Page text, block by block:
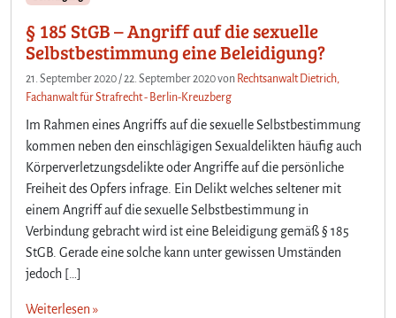
§ 185 StGB – Angriff auf die sexuelle
Selbstbestimmung eine Beleidigung?
21. September 2020 /22. September 2020von Rechtsanwalt Dietrich,
Fachanwalt für Strafrecht - Berlin-Kreuzberg
Im Rahmen eines Angriffs auf die sexuelle Selbstbestimmung
kommen neben den einschlägigen Sexualdelikten häufig auch
Körperverletzungsdelikte oder Angriffe auf die persönliche
Freiheit des Opfers infrage. Ein Delikt welches seltener mit
einem Angriff auf die sexuelle Selbstbestimmung in
Verbindung gebracht wird ist eine Beleidigung gemäß § 185
StGB. Gerade eine solche kann unter gewissen Umständen
jedoch […]
Weiterlesen »